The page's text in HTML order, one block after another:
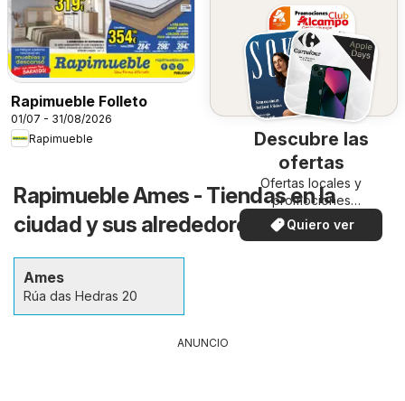
Rapimueble Folleto
01/07 - 31/08/2026
Rapimueble
Descubre las
ofertas
Ofertas locales y
promociones
especiales.
Quiero ver
Rapimueble Ames - Tiendas en la
ciudad y sus alrededores
Ames
Rúa das Hedras 20
ANUNCIO